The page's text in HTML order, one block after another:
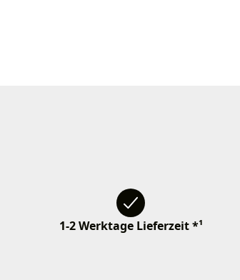
1-2 Werktage Lieferzeit *¹